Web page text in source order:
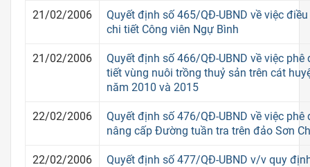
21/02/2006
Quyết định số 465/QĐ-UBND về việc
chi tiết Công viên Ngự Bình
21/02/2006
Quyết định số 466/QĐ-UBND về việc phê
tiết vùng nuôi trồng thuỷ sản trên cát
năm 2010 và 2015
22/02/2006
Quyết định số 476/QĐ-UBND về việc
nâng cấp Đường tuần tra trên đảo Sơn
22/02/2006
Quyết định số 477/QĐ-UBND v/v quy